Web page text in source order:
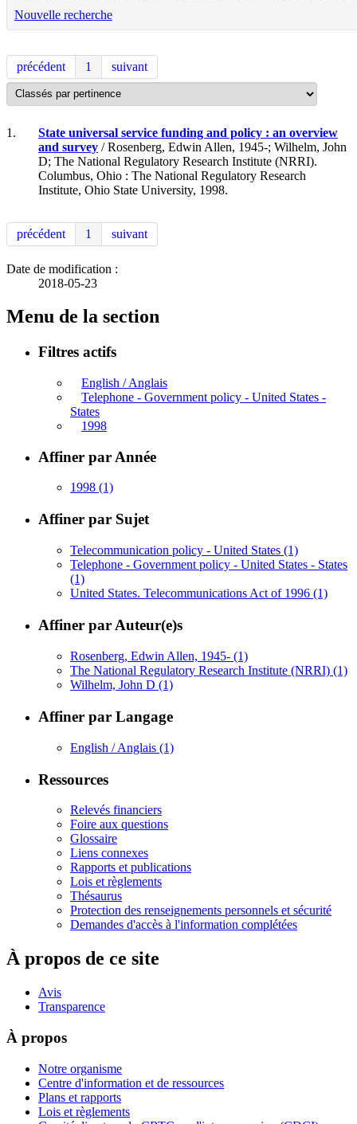
Nouvelle recherche
précédent 1 suivant
1.
State universal service funding and policy : an overview
and survey / Rosenberg, Edwin Allen, 1945-; Wilhelm, John
D; The National Regulatory Research Institute (NRRI).
Columbus, Ohio : The National Regulatory Research
Institute, Ohio State University, 1998.
précédent 1 suivant
Date de modification :
2018-05-23
Menu de la section
Filtres actifs
English / Anglais
Telephone - Government policy - United States -
States
1998
Affiner par Année
1998 (1)
Affiner par Sujet
Telecommunication policy - United States (1)
Telephone - Government policy - United States - States
(1)
United States. Telecommunications Act of 1996 (1)
Affiner par Auteur(e)s
Rosenberg, Edwin Allen, 1945- (1)
The National Regulatory Research Institute (NRRI) (1)
Wilhelm, John D (1)
Affiner par Langage
English / Anglais (1)
Ressources
Relevés financiers
Foire aux questions
Glossaire
Liens connexes
Rapports et publications
Lois et règlements
Thésaurus
Protection des renseignements personnels et sécurité
Demandes d'accès à l'information complétées
À propos de ce site
Avis
Transparence
À propos
Notre organisme
Centre d'information et de ressources
Plans et rapports
Lois et règlements